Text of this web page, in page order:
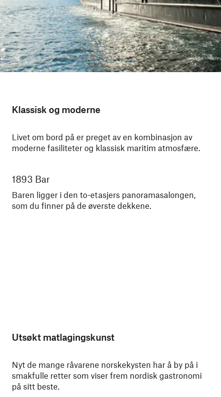
Klassisk og moderne
Livet om bord på er preget av en kombinasjon av
moderne fasiliteter og klassisk maritim atmosfære.
1893 Bar
Baren ligger i den to-etasjers panoramasalongen,
som du finner på de øverste dekkene.
Utsøkt matlagingskunst
Nyt de mange råvarene norskekysten har å by på i
smakfulle retter som viser frem nordisk gastronomi
på sitt beste.